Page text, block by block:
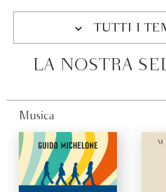
TUTTI I
LA NOSTRA
Musica